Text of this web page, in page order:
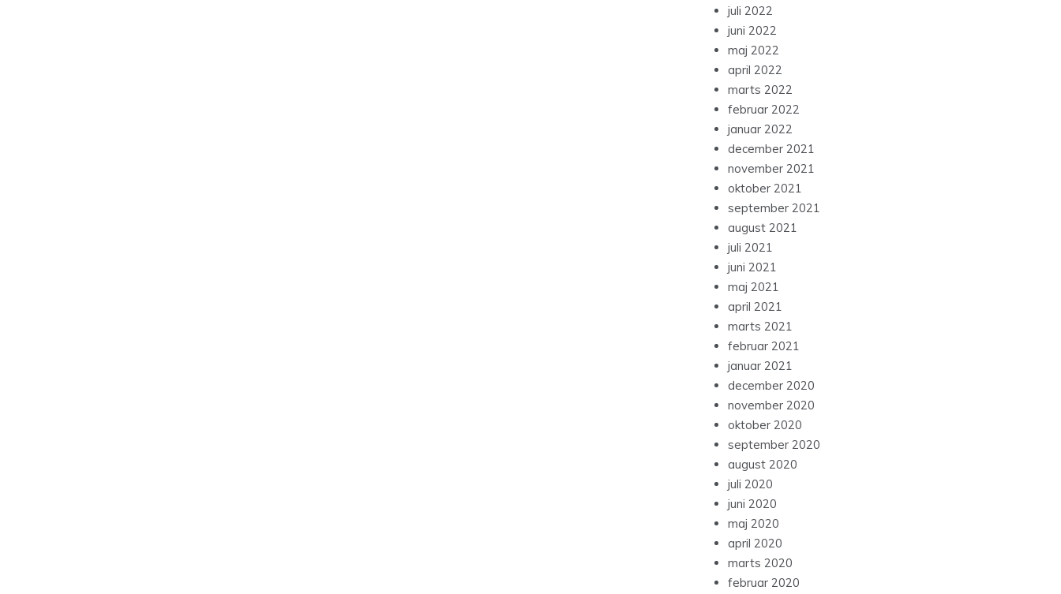
juli 2022
juni 2022
maj 2022
april 2022
marts 2022
februar 2022
januar 2022
december 2021
november 2021
oktober 2021
september 2021
august 2021
juli 2021
juni 2021
maj 2021
april 2021
marts 2021
februar 2021
januar 2021
december 2020
november 2020
oktober 2020
september 2020
august 2020
juli 2020
juni 2020
maj 2020
april 2020
marts 2020
februar 2020